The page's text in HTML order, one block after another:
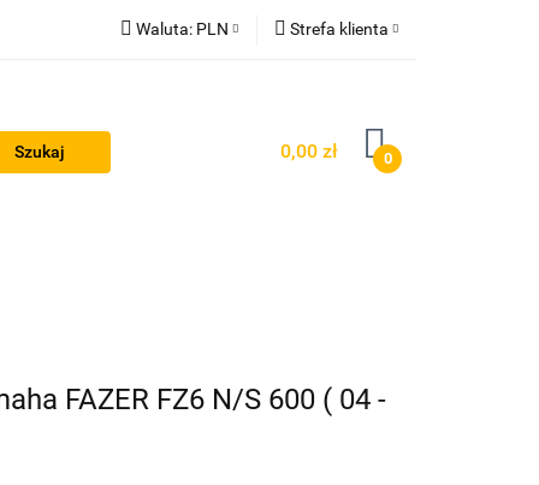
Waluta: PLN Strefa klienta
Zarejestruj się
Dodaj zgłoszenie
0,00 zł 0
FAZER FZ6 N/S 600 ( 04 -